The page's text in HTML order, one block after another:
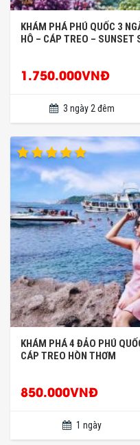
KHÁM PHÁ PHÚ QUỐC 3
HÔ – CÁP TREO – SUNSET
1.750.000VNĐ
3 ngày 2 đêm
KHÁM PHÁ 4 ĐẢO PHÚ
CÁP TREO HÒN THƠM
850.000VNĐ
1 ngày